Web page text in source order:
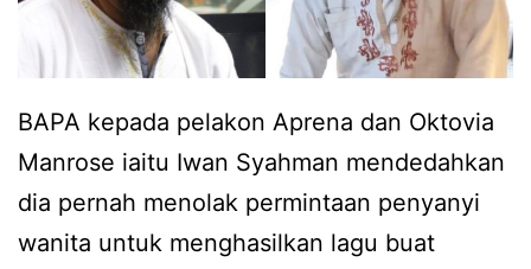
BAPA kepada pelakon Aprena dan Oktovia
Manrose iaitu Iwan Syahman mendedahkan
dia pernah menolak permintaan penyanyi
wanita untuk menghasilkan lagu buat